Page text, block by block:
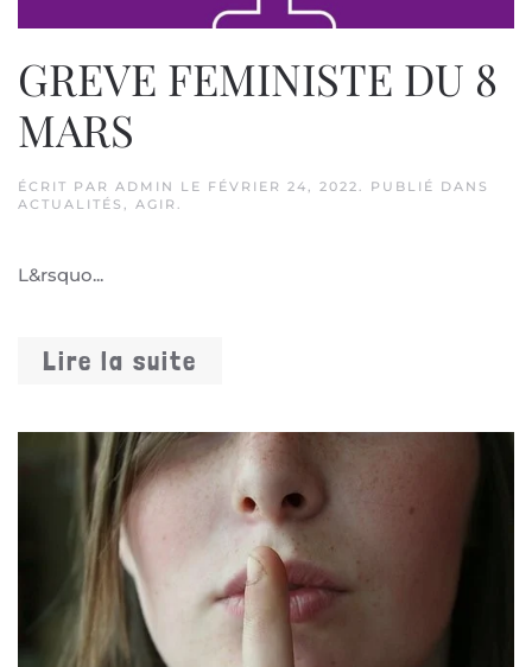
GREVE FEMINISTE DU 8
MARS
ÉCRIT PAR ADMIN LE FÉVRIER 24, 2022
. PUBLIÉ DANS
ACTUALITÉS
AGIR
L&rsquo...
Lire la suite